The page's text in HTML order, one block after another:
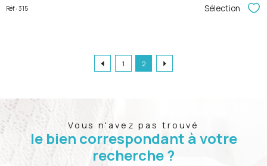
Réf : 315 Sélection
1 2
Vous n'avez pas trouvé
le bien correspondant à votre
recherche ?